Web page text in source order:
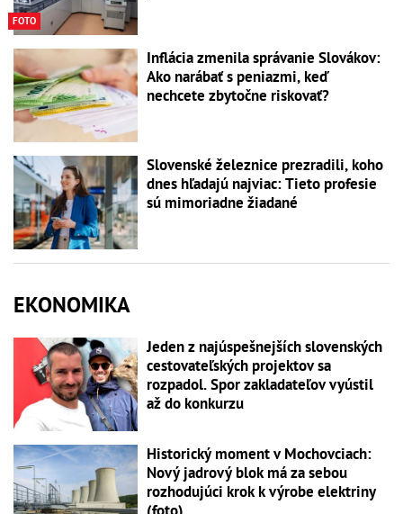
FOTO
Inflácia zmenila správanie Slovákov:
Ako narábať s peniazmi, keď
nechcete zbytočne riskovať?
Slovenské železnice prezradili, koho
dnes hľadajú najviac: Tieto profesie
sú mimoriadne žiadané
EKONOMIKA
Jeden z najúspešnejších slovenských
cestovateľských projektov sa
rozpadol. Spor zakladateľov vyústil
až do konkurzu
Historický moment v Mochovciach:
Nový jadrový blok má za sebou
rozhodujúci krok k výrobe elektriny